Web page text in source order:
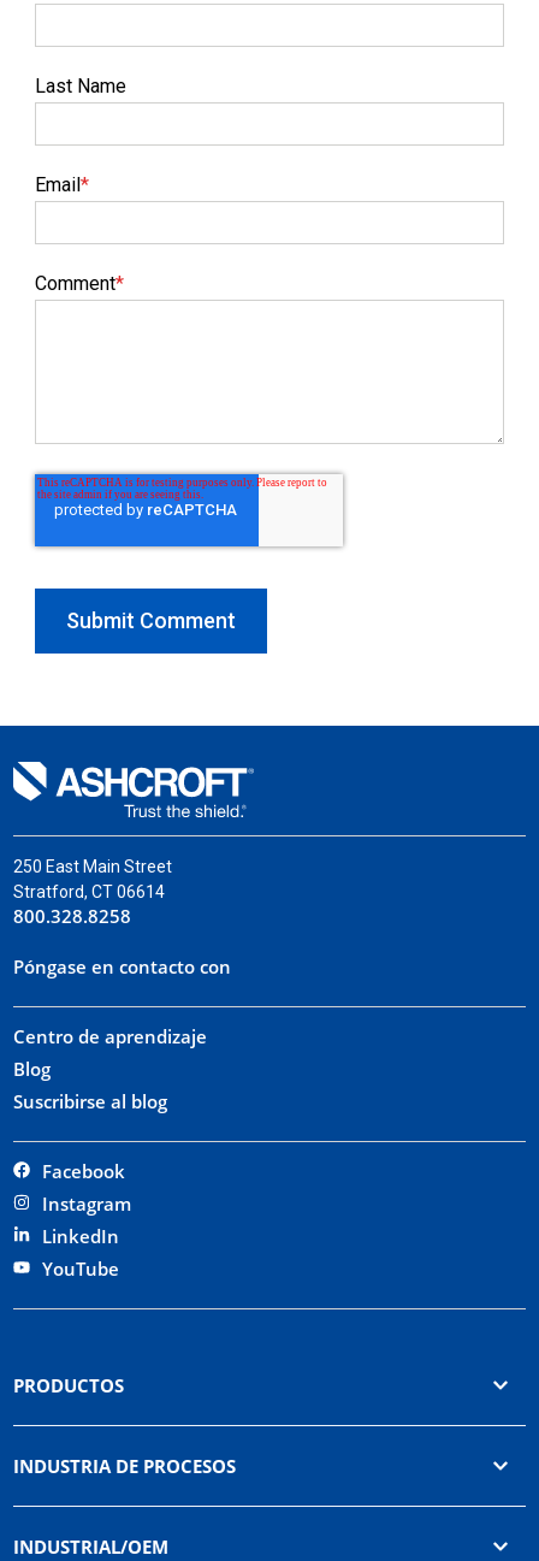
Last Name
Email*
Comment*
250 East Main Street
Stratford, CT 06614
800.328.8258
Póngase en contacto con
Centro de aprendizaje
Blog
Suscribirse al blog
Facebook
Instagram
LinkedIn
YouTube
PRODUCTOS
INDUSTRIA DE PROCESOS
INDUSTRIAL/OEM